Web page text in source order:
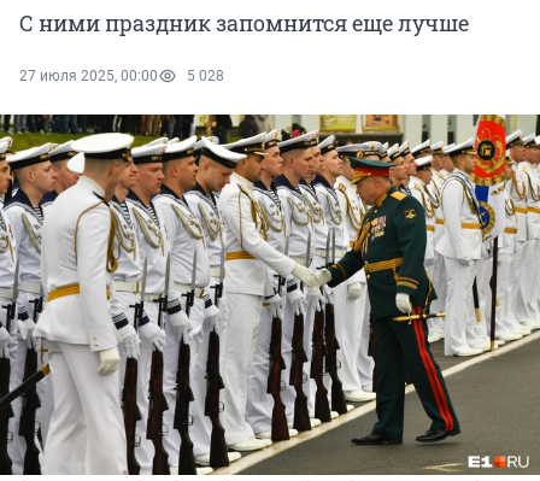
С ними праздник запомнится еще лучше
27 июля 2025, 00:00 5 028